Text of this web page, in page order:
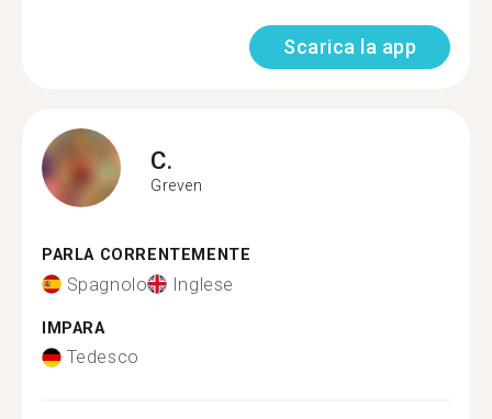
Scarica la app
C.
Greven
PARLA CORRENTEMENTE
Spagnolo Inglese
IMPARA
Tedesco